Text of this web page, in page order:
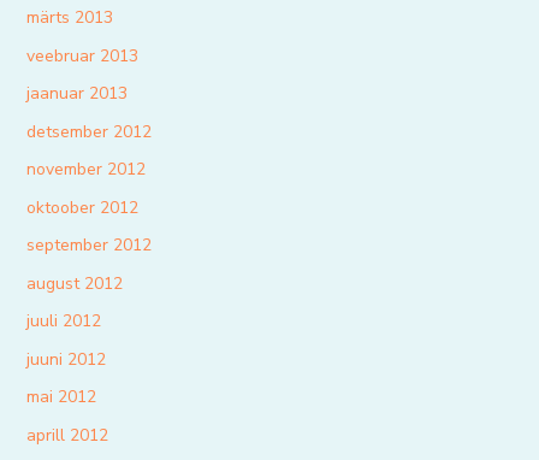
märts 2013
veebruar 2013
jaanuar 2013
detsember 2012
november 2012
oktoober 2012
september 2012
august 2012
juuli 2012
juuni 2012
mai 2012
aprill 2012